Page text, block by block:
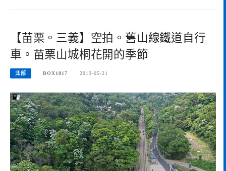
【苗栗。三義】空拍。舊山線鐵道自行
車。苗栗山城桐花開的季節
北部 BOX1817 2019-05-21